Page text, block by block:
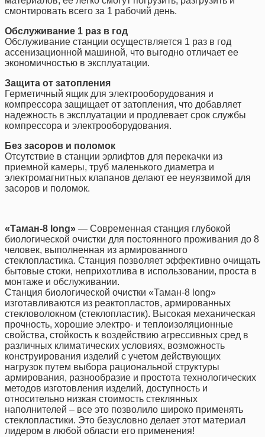
смонтировать всего за 1 рабочий день.
Обслуживание 1 раз в год
Обслуживание станции осуществляется 1 раз в год
ассенизационной машиной, что выгодно отличает ее
экономичностью в эксплуатации.
Защита от затопления
Герметичный ящик для электрооборудования и
компрессора защищает от затопления, что добавляет
надежность в эксплуатации и продлевает срок службы
компрессора и электрооборудования.
Без засоров и поломок
Отсутствие в станции эрлифтов для перекачки из
приемной камеры, труб маленького диаметра и
электромагнитных клапанов делают ее неуязвимой для
засоров и поломок.
«Таман-8 long» — Современная станция глубокой
биологической очистки для постоянного проживания до 8
человек, выполненная из армированного
стеклопластика. Станция позволяет эффективно очищать
бытовые стоки, неприхотлива в использовании, проста в
монтаже и обслуживании.
Станция биологической очистки «Таман-8 long»
изготавливаются из реактопластов, армированных
стекловолокном (стеклопластик). Высокая механическая
прочность, хорошие электро- и теплоизоляционные
свойства, стойкость к воздействию агрессивных сред в
различных климатических условиях, возможность
конструирования изделий с учетом действующих
нагрузок путем выбора рациональной структуры
армирования, разнообразие и простота технологических
методов изготовления изделий, доступность и
относительно низкая стоимость стеклянных
наполнителей – все это позволило широко применять
стеклопластики. Это безусловно делает этот материал
лидером в любой области его применения!